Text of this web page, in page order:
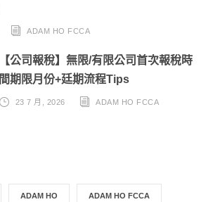
ADAM HO FCCA
【公司報稅】無限/有限公司首次報稅時
間期限月份+廷期流程Tips
23 7 月, 2026 ADAM HO FCCA
ADAM HO ADAM HO FCCA